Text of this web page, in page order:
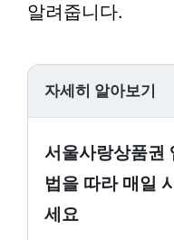
알려줍니다.
자세히 알아보기
서울사랑상품권
법을 따라 매일
세요